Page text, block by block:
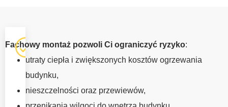
OKNA Z
MONTAŻEM
ZAWOJA
Fachowa
instalacja okien
Fachowy montaż pozwoli Ci ograniczyć ryzyko:
utraty ciepła i zwiększonych kosztów ogrzewania
budynku,
nieszczelności oraz przewiewów,